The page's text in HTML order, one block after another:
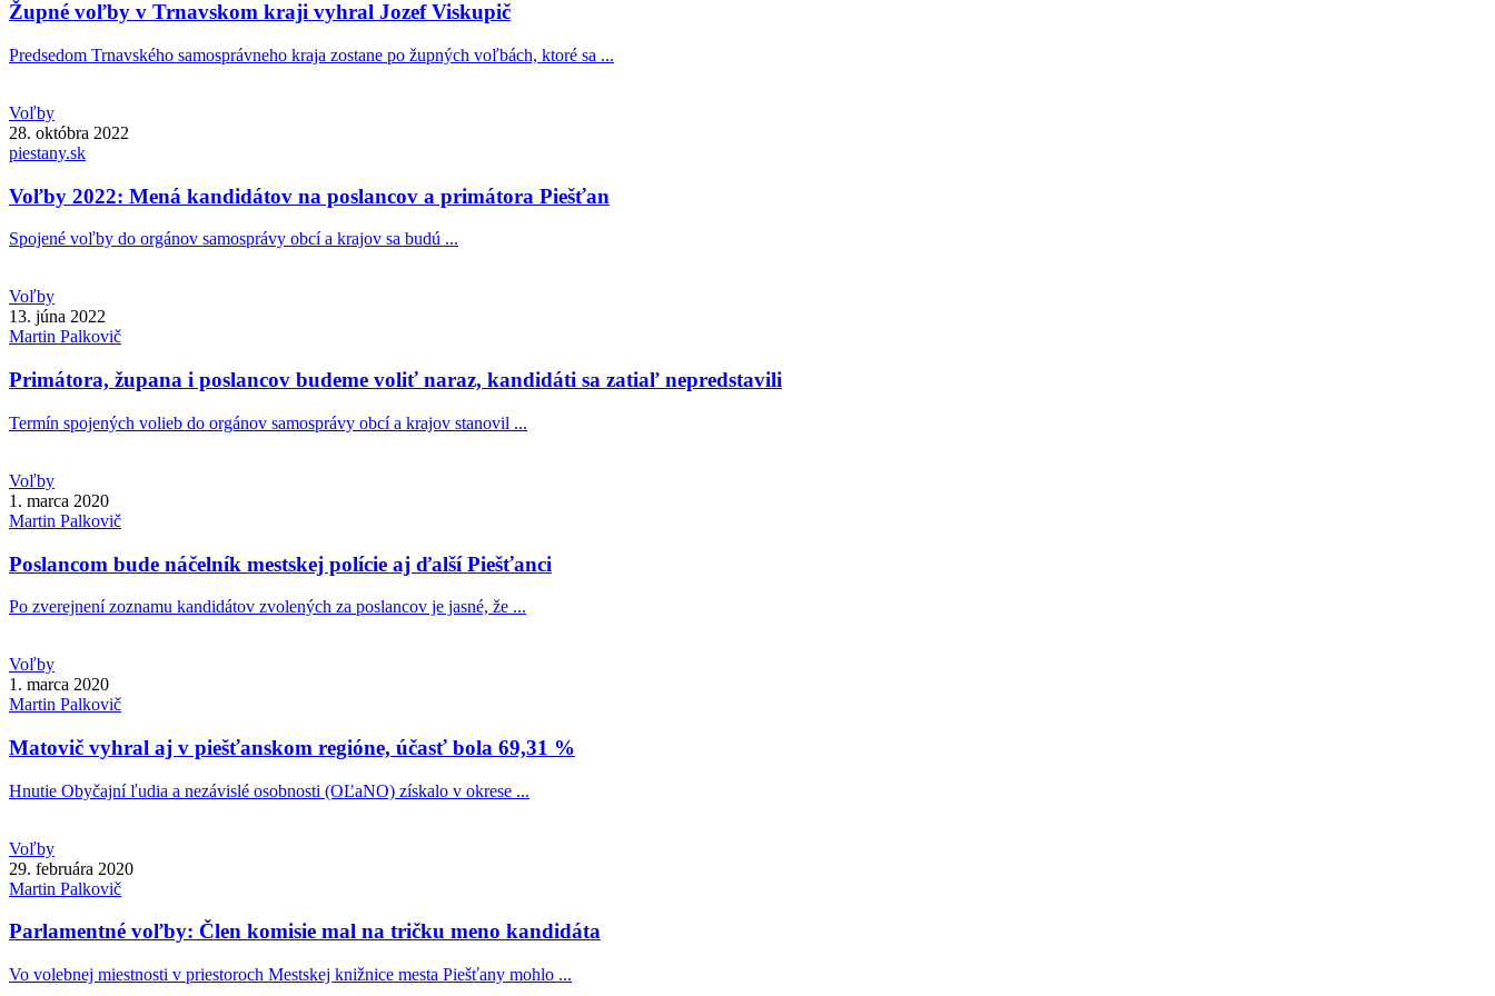
Župné voľby v Trnavskom kraji vyhral Jozef Viskupič
Predsedom Trnavského samosprávneho kraja zostane po župných voľbách, ktoré sa ...
Voľby
28. októbra 2022
piestany.sk
Voľby 2022: Mená kandidátov na poslancov a primátora Piešťan
Spojené voľby do orgánov samosprávy obcí a krajov sa budú ...
Voľby
13. júna 2022
Martin Palkovič
Primátora, župana i poslancov budeme voliť naraz, kandidáti sa zatiaľ nepredstavili
Termín spojených volieb do orgánov samosprávy obcí a krajov stanovil ...
Voľby
1. marca 2020
Martin Palkovič
Poslancom bude náčelník mestskej polície aj ďalší Piešťanci
Po zverejnení zoznamu kandidátov zvolených za poslancov je jasné, že ...
Voľby
1. marca 2020
Martin Palkovič
Matovič vyhral aj v piešťanskom regióne, účasť bola 69,31 %
Hnutie Obyčajní ľudia a nezávislé osobnosti (OĽaNO) získalo v okrese ...
Voľby
29. februára 2020
Martin Palkovič
Parlamentné voľby: Člen komisie mal na tričku meno kandidáta
Vo volebnej miestnosti v priestoroch Mestskej knižnice mesta Piešťany mohlo ...